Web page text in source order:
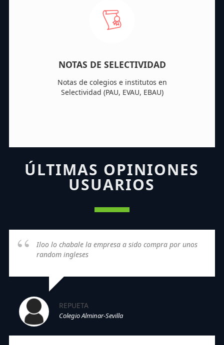
NOTAS DE SELECTIVIDAD
Notas de colegios e institutos en
Selectividad (PAU, EVAU, EBAU)
ÚLTIMAS OPINIONES
USUARIOS
Iloo lo chabale la empresa a sido compra por unos
random ingleses
REPUETA
Colegio Alminar-Sevilla